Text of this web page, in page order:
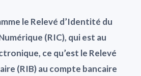
le Relevé d’Identité du
(RIC), qui est au
ce qu’est le Relevé
(RIB) au compte bancaire